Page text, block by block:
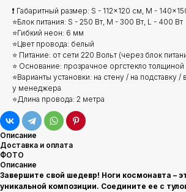
❗ Габаритный размер: S - 112x120 см, M -
⭐Блок питания: S - 250 Вт, M - 300 Вт, L - 400 Вт
⭐Гибкий неон: 6 мм
⭐Цвет провода: белый
⭐ Питание: от сети 220 Вольт (через блок
⭐ Основание: прозрачное оргстекло
⭐Варианты установки: на стену / на подставку
у менеджера
⭐Длина провода: 2 метра
Описание
Доставка и оплата
ФОТО
Описание
Завершите свой шедевр! Ноги космонавта –
уникальной композиции. Соедините ее с